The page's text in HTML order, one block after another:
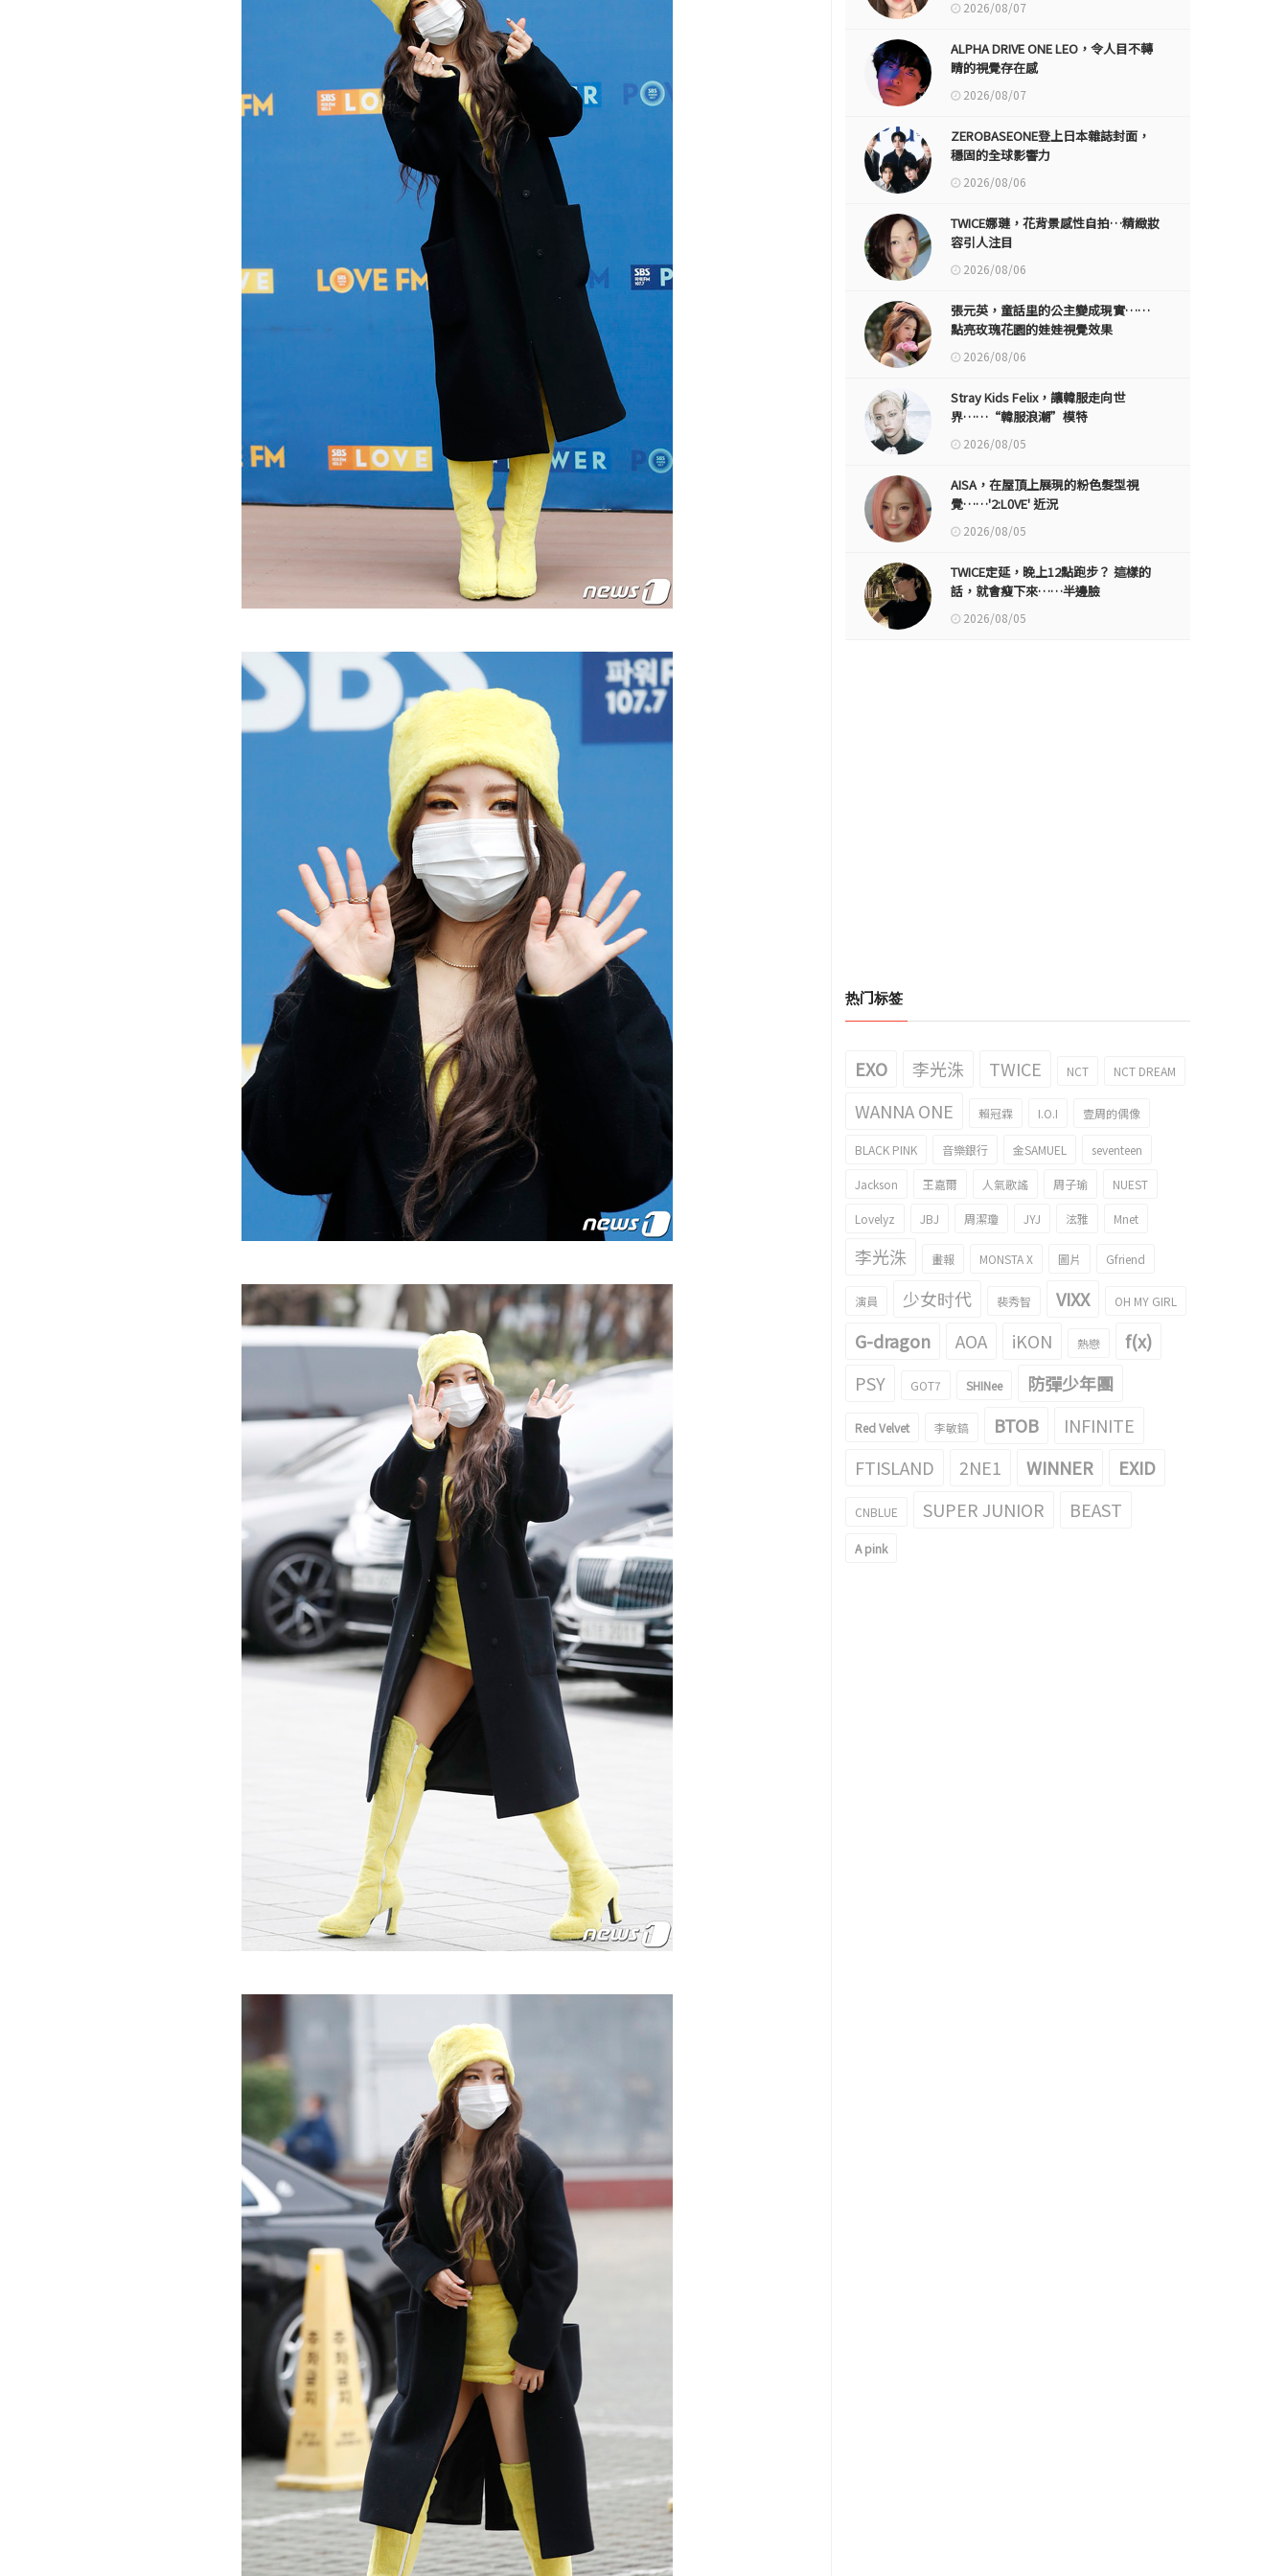
2026/08/07
ALPHA DRIVE ONE LEO，令人目不轉
睛的視覺存在感
2026/08/07
ZEROBASEONE登上日本雜誌封面，
穩固的全球影響力
2026/08/06
TWICE娜璉，花背景感性自拍…精緻妝
容引人注目
2026/08/06
張元英，童話里的公主變成現實……
點亮玫瑰花園的娃娃視覺效果
2026/08/06
Stray Kids Felix，讓韓服走向世
界……“韓服浪潮”模特
2026/08/05
AISA，在屋頂上展現的粉色髮型視
覺……'2:L0VE' 近況
2026/08/05
TWICE定延，晚上12點跑步？ 這樣的
話，就會瘦下來……半邊臉
2026/08/05
热门标签
EXO 李光洙 TWICE NCT NCT DREAM
WANNA ONE 賴冠霖 I.O.I 壹周的偶像
BLACK PINK 音樂銀行 金SAMUEL seventeen
Jackson 王嘉爾 人氣歌謠 周子瑜 NUEST
Lovelyz JBJ 周潔瓊 JYJ 泫雅 Mnet
李光洙 畫報 MONSTA X 圖片 Gfriend
演員 少女时代 裴秀智 VIXX OH MY GIRL
G-dragon AOA iKON 熱戀
f(x)
PSY
GOT7 SHINee 防彈少年團
Red Velvet 李敏鎬 BTOB
INFINITE
FTISLAND
2NE1 WINNER EXID
CNBLUE SUPER JUNIOR BEAST
A pink